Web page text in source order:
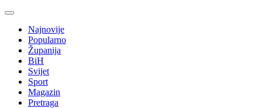
Najnovije
Popularno
Županija
BiH
Svijet
Sport
Magazin
Pretraga